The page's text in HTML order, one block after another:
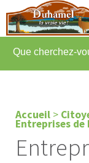
Accueil >
Entreprises de